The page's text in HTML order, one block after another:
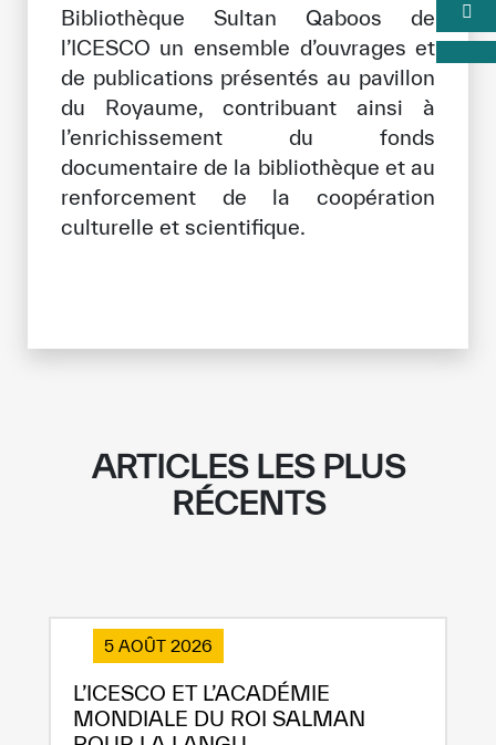
Bibliothèque Sultan Qaboos de
l’ICESCO un ensemble d’ouvrages et
de publications présentés au pavillon
du Royaume, contribuant ainsi à
l’enrichissement du fonds
documentaire de la bibliothèque et au
renforcement de la coopération
culturelle et scientifique.
ARTICLES LES PLUS
RÉCENTS
5 AOÛT 2026
L’ICESCO ET L’ACADÉMIE
MONDIALE DU ROI SALMAN